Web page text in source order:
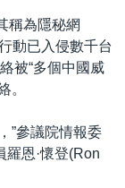
稱為隱秘網
動已入侵數千台
被“多個中國威
。
”參議院情報委
羅恩·懷登(Ron